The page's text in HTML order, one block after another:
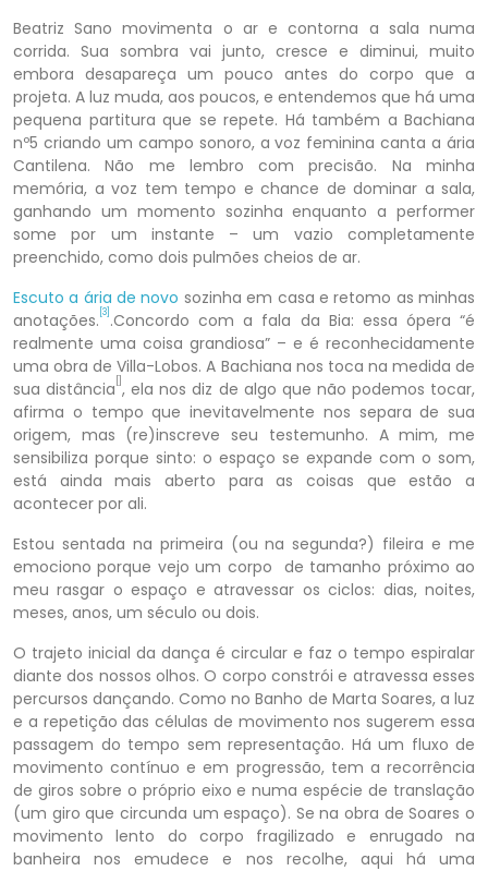
Beatriz Sano movimenta o ar e contorna a sala numa
corrida. Sua sombra vai junto, cresce e diminui, muito
embora desapareça um pouco antes do corpo que a
projeta. A luz muda, aos poucos, e entendemos que há uma
pequena partitura que se repete. Há também a Bachiana
nº5 criando um campo sonoro, a voz feminina canta a ária
Cantilena. Não me lembro com precisão. Na minha
memória, a voz tem tempo e chance de dominar a sala,
ganhando um momento sozinha enquanto a performer
some por um instante – um vazio completamente
preenchido, como dois pulmões cheios de ar.
Escuto a ária de novo sozinha em casa e retomo as minhas
anotações. [3] .Concordo com a fala da Bia: essa ópera “é
realmente uma coisa grandiosa” – e é reconhecidamente
uma obra de Villa-Lobos. A Bachiana nos toca na medida de
sua distância , ela nos diz de algo que não podemos tocar,
afirma o tempo que inevitavelmente nos separa de sua
origem, mas (re)inscreve seu testemunho. A mim, me
sensibiliza porque sinto: o espaço se expande com o som,
está ainda mais aberto para as coisas que estão a
acontecer por ali.
Estou sentada na primeira (ou na segunda?) fileira e me
emociono porque vejo um corpo de tamanho próximo ao
meu rasgar o espaço e atravessar os ciclos: dias, noites,
meses, anos, um século ou dois.
O trajeto inicial da dança é circular e faz o tempo espiralar
diante dos nossos olhos. O corpo constrói e atravessa esses
percursos dançando. Como no Banho de Marta Soares, a luz
e a repetição das células de movimento nos sugerem essa
passagem do tempo sem representação. Há um fluxo de
movimento contínuo e em progressão, tem a recorrência
de giros sobre o próprio eixo e numa espécie de translação
(um giro que circunda um espaço). Se na obra de Soares o
movimento lento do corpo fragilizado e enrugado na
banheira nos emudece e nos recolhe, aqui há uma